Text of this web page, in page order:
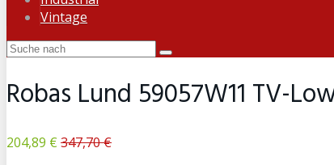
Vintage
Robas Lund 59057W11 TV-
204,89 € 347,70 €